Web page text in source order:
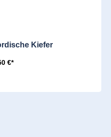
Kiefer
€*